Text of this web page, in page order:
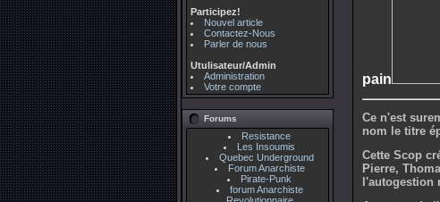
Participez!
Nouvel article
Contactez-Nous
Parler de nous
Utulisateur/Admin
Administration
Votre compte
Forums
Resistance
Les Insoumis
Quebec Underground
Forum Anarchiste
Pirate-Punk
forum Anarchiste
pain
Ce n'est
nom le titre
Cette Scop
Pierre,
l'autogestion